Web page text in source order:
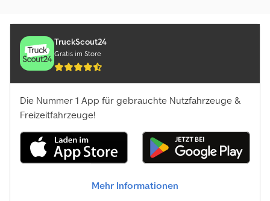
TruckScout24
Gratis im Store
Die Nummer 1 App für gebrauchte Nutzfahrzeuge &
Freizeitfahrzeuge!
Mehr Informationen